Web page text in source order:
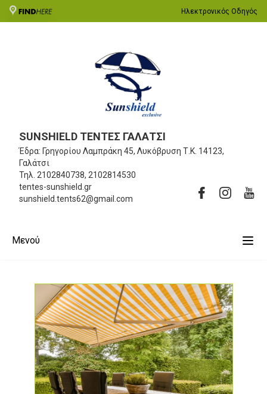
Ηλεκτρονικός Οδηγός
SUNSHIELD ΤΕΝΤΕΣ ΓΑΛΑΤΣΙ
Έδρα: Γρηγορίου Λαμπράκη 45, Λυκόβρυση Τ.Κ. 14123,
Γαλάτσι
Τηλ. 2102840738, 2102814530
tentes-sunshield.gr
sunshield.tents62@gmail.com
Μενού